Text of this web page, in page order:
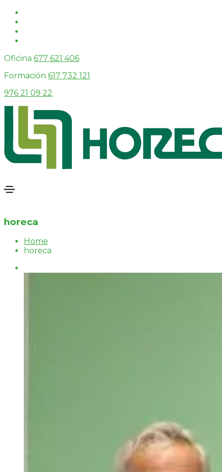
Oficina 677 621 406
Formación 617 732 121
976 21 09 22
horeca
Home
horeca